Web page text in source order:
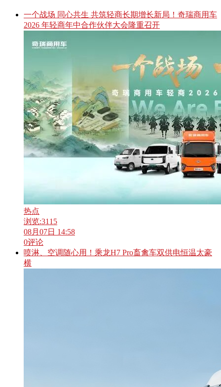
一个战场 同心共生 共筑轻商长期增长新局！奇瑞商用车
2026 年轻商年中合作伙伴大会隆重召开
热点
浏览:3115
08月07日 14:58
0评论
喷淋、空调随心用！乘龙H7 Pro畜禽车双供电恒温太豪
横